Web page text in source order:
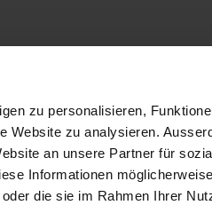
zu personalisieren,
Website zu analysieren.
an unsere Partner für
Informationen
die sie im Rahmen Ihrer
Mitglied von: